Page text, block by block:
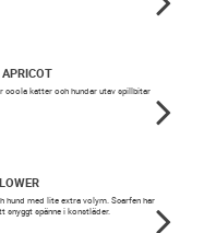
coola katter och hundar utav spillbitar
hund med lite extra volym. Scarfen har
snyggt spänne i konstläder.